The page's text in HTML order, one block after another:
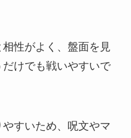
性がよく、盤面を見
けでも戦いやすいで
すいため、呪文やマ